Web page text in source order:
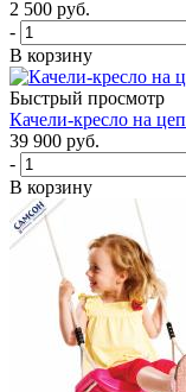
2 500 руб.
-
В корзину
Быстрый просмотр
Качели-кресло на
39 900 руб.
-
В корзину